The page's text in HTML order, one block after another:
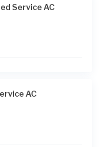
Service AC
AC